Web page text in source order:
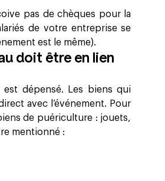
pas de chèques pour la
de votre entreprise se
est le même).
doit être en lien
dépensé. Les biens qui
avec l’événement. Pour
de puériculture : jouets,
mentionné :